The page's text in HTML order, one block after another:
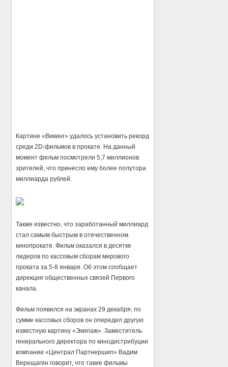
Картине «Викинг» удалось установить рекорд
среди 2D-фильмов в прокате. На данный
момент фильм посмотрели 5,7 миллионов
зрителей, что принесло ему более полутора
миллиарда рублей.
Также известно, что заработанный миллиард
стал самым быстрым в отечественном
кинопрокате. Фильм оказался в десятке
лидеров по кассовым сборам мирового
проката за 5-8 января. Об этом сообщает
дирекция общественных связей Первого
канала.
Фильм появился на экранах 29 декабря, по
сумме кассовых сборов он опередил другую
известную картину «Экипаж». Заместитель
генерального директора по кинодистрибуции
компании «Централ Партнершип» Вадим
Верещагин говорит, что такие фильмы